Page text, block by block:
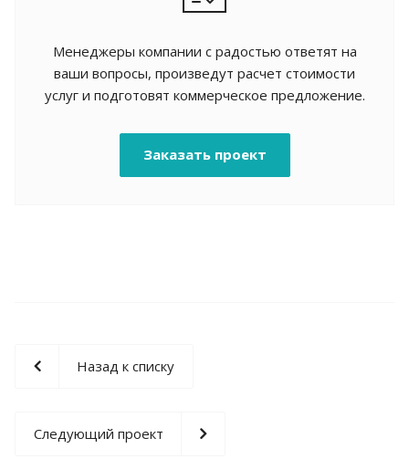
Менеджеры компании с радостью ответят на
ваши вопросы, произведут расчет стоимости
услуг и подготовят коммерческое предложение.
Заказать проект
Назад к списку
Следующий проект